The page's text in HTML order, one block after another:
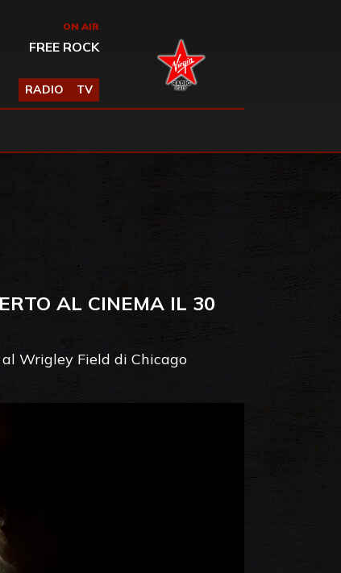
ON AIR
FREE ROCK
RADIO TV
AL CINEMA IL 30
Wrigley Field di Chicago